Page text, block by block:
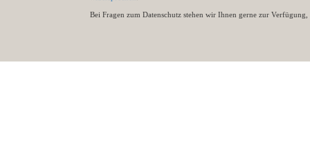
Bei Fragen zum Datenschutz stehen wir Ihnen gerne zur